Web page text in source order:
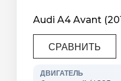
Audi A4 Avant
СРАВНИТЬ
ДВИГАТЕЛЬ